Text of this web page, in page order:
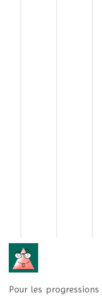
Pour les